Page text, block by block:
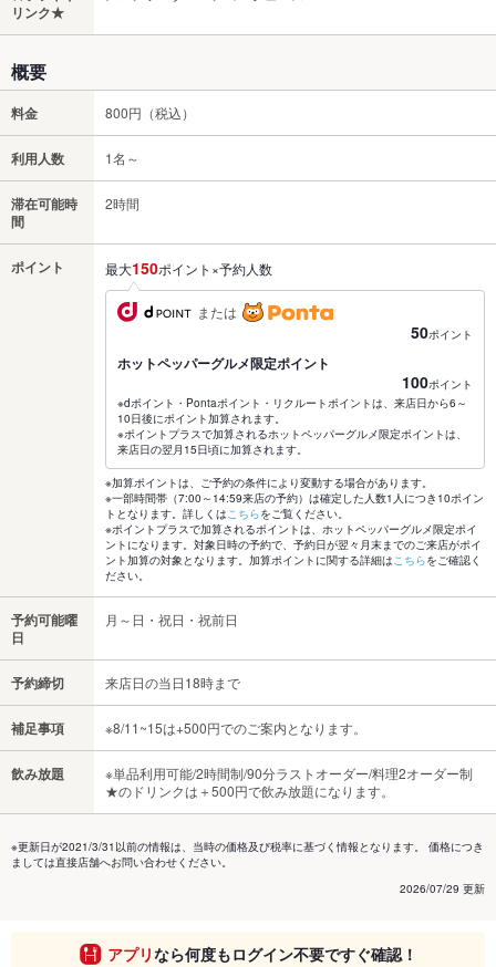
リンク★
概要
料金 800円（税込）
利用人数 1名～
滞在可能時
間
2時間
ポイント 最大150ポイント×予約人数
または
50ポイント
ホットペッパーグルメ限定ポイント
100ポイント
※dポイント・Pontaポイント・リクルートポイントは、来店日から6～
10日後にポイント加算されます。
※ポイントプラスで加算されるホットペッパーグルメ限定ポイントは、
来店日の翌月15日頃に加算されます。
※加算ポイントは、ご予約の条件により変動する場合があります。
※一部時間帯（7:00～14:59来店の予約）は確定した人数1人につき10ポイン
トとなります。詳しくはこちらをご覧ください。
※ポイントプラスで加算されるポイントは、ホットペッパーグルメ限定ポイ
ントになります。対象日時の予約で、予約日が翌々月末までのご来店がポイ
ント加算の対象となります。加算ポイントに関する詳細はこちらをご確認く
ださい。
予約可能曜
日
月～日・祝日・祝前日
予約締切 来店日の当日18時まで
補足事項 ※8/11~15は+500円でのご案内となります。
飲み放題
※単品利用可能/2時間制/90分ラストオーダー/料理2オーダー制
★のドリンクは＋500円で飲み放題になります。
※更新日が2021/3/31以前の情報は、当時の価格及び税率に基づく情報となります。 価格につき
ましては直接店舗へお問い合わせください。
2026/07/29 更新
アプリなら何度もログイン不要ですぐ確認！